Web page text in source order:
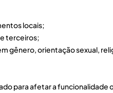
locais;
terceiros;
gênero, orientação sexual,
para afetar a funcionalidade